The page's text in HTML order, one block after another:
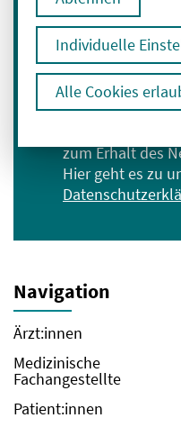
Individuelle
Alle Cookies
E-Mail-Adresse eingeben
zum Erhalt des
Hier geht es zu
Anmelden
Navigation
Ärzt:innen
Medizinische
Fachangestellte
Patient:innen